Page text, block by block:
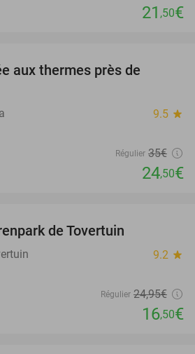
21 ,50€
aux thermes près de
9.5 star
Régulier 35€
24,50€
de Tovertuin
9.2 star
Régulier 24,95€
16,50€